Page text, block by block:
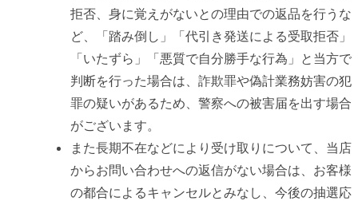
拒否、身に覚えがないとの理由での返品を行うな
ど、「踏み倒し」「代引き発送による受取拒否」
「いたずら」「悪質で自分勝手な行為」と当方で
判断を行った場合は、詐欺罪や偽計業務妨害の犯
罪の疑いがあるため、警察への被害届を出す場合
がございます。
また長期不在などにより受け取りについて、当店
からお問い合わせへの返信がない場合は、お客様
の都合によるキャンセルとみなし、今後の抽選応